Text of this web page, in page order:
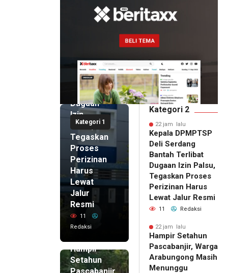
Kategori 1
Deli
Serdang
Bantah
Terlibat
Dugaan
Izin
Palsu,
Tegaskan
Proses
Perizinan
Harus
Lewat
Jalur
Resmi
11
Redaksi
Hampir
Setahun
Kategori 2
22 jam lalu
Kepala DPMPTSP
Deli Serdang
Bantah Terlibat
Dugaan Izin Palsu,
Tegaskan Proses
Perizinan Harus
Lewat Jalur Resmi
11 Redaksi
22 jam lalu
Hampir Setahun
Pascabanjir, Warga
Arabungong Masih
Menunggu